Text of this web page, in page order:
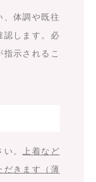
、体調や既往
認します。必
示されるこ
。
上着など
だきます（薄